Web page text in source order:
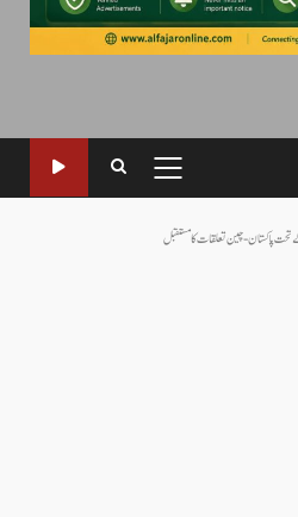
PRIMARY
MENU
تحت پاکستان-چین تعلقات کا مستقبل